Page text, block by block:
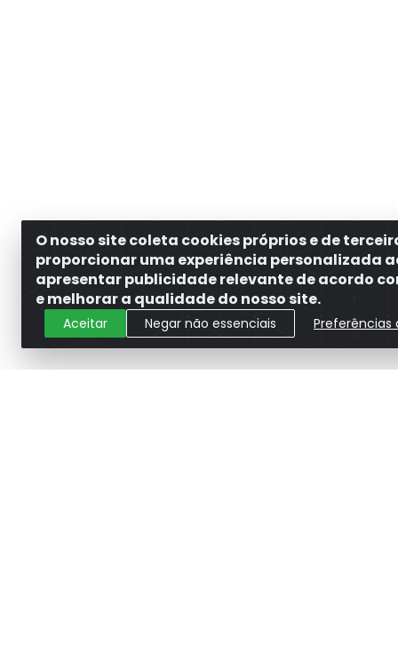
O nosso site coleta cookies próprios e de
proporcionar uma experiência personalizada
apresentar publicidade relevante de acordo
e melhorar a qualidade do nosso site.
Aceitar Negar não essenciais Preferências